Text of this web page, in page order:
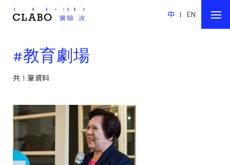
中 | EN
#教育劇場
共 1 筆資料